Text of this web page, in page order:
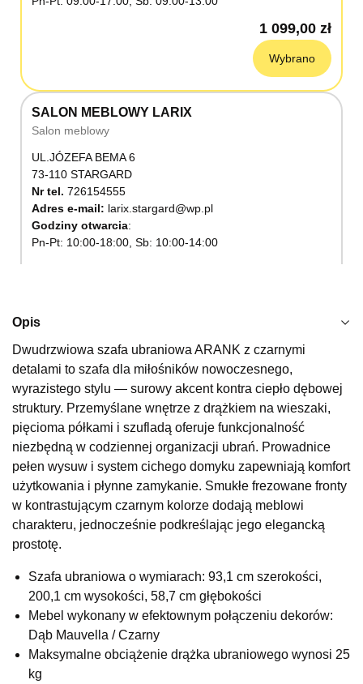
1 099,00 zł
Wybrano
SALON MEBLOWY LARIX
Salon meblowy
UL.JÓZEFA BEMA 6
73-110 STARGARD
Nr tel. 726154555
Adres e-mail: larix.stargard@wp.pl
Godziny otwarcia
Pn-Pt: 10:00-18:00, Sb: 10:00-14:00
SALON MEBLOWY KUBUŚ
Salon meblowy
UL.RZEMIEŚLNICZA 6
66-470 KOSTRZYN NAD ODRĄ
Nr tel.507103199
Godziny otwarcia
Pn-Pt: 10:00-18:00, Sb: 10:00-14:00
1 099,00 zł
Wybierz
SALON MEBLOWY M JAK MEBLE
Salon meblowy
UL.BASZTOWA 3
76-100 SŁAWNO
Nr tel.502668736
Adres e-mail:
Opis
Dwudrzwiowa szafa ubraniowa ARANK z czarnymi
detalami to szafa dla miłośników nowoczesnego,
wyrazistego stylu — surowy akcent kontra ciepło dębowej
struktury. Przemyślane wnętrze z drążkiem na wieszaki,
pięcioma półkami i szufladą oferuje funkcjonalność
niezbędną w codziennej organizacji ubrań. Prowadnice
pełen wysuw i system cichego domyku zapewniają komfort
użytkowania i płynne zamykanie. Smukłe frezowane fronty
w kontrastującym czarnym kolorze dodają meblowi
charakteru, jednocześnie podkreślając jego elegancką
prostotę.
Szafa ubraniowa o wymiarach: 93,1 cm szerokości,
200,1 cm wysokości, 58,7 cm głębokości
Mebel wykonany w efektownym połączeniu dekorów:
Dąb Mauvella / Czarny
Maksymalne obciążenie drążka ubraniowego wynosi 25
kg